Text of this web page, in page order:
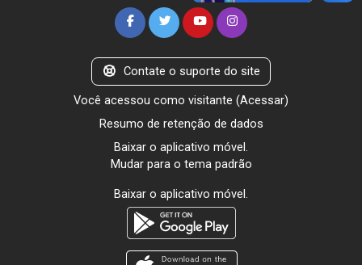
Contate o suporte do site
Você acessou como visitante (Acessar)
Resumo de retenção de dados
Baixar o aplicativo móvel.
Mudar para o tema padrão
Baixar o aplicativo móvel.